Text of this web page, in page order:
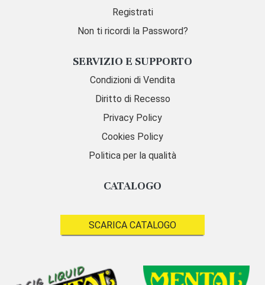
Registrati
Non ti ricordi la Password?
SERVIZIO E SUPPORTO
Condizioni di Vendita
Diritto di Recesso
Privacy Policy
Cookies Policy
Politica per la qualità
CATALOGO
SCARICA CATALOGO